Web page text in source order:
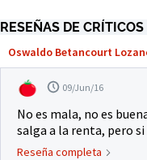
RESEÑAS DE CRÍTICOS
Oswaldo Betancourt
09/Jun/16
No es mala, no es
salga a la renta, pero si
Reseña completa